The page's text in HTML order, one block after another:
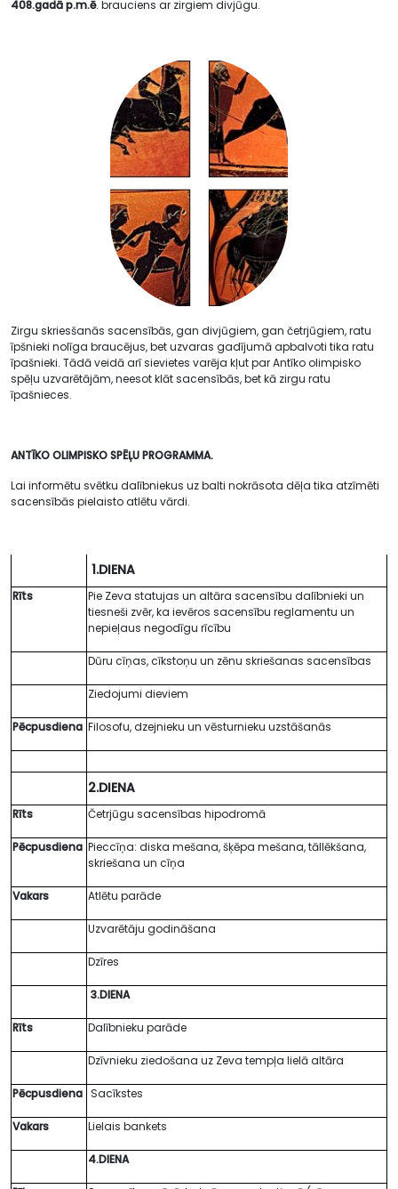
408.gadā p.m.ē. brauciens ar zirgiem divjūgu.
Zirgu skriesšanās sacensībās, gan divjūgiem, gan četrjūgiem, ratu
īpšnieki nolīga braucējus, bet uzvaras gadījumā apbalvoti tika ratu
īpašnieki. Tādā veidā arī sievietes varēja kļut par Antīko olimpisko
spēļu uzvarētājām, neesot klāt sacensībās, bet kā zirgu ratu
īpašnieces.
ANTĪKO OLIMPISKO SPĒĻU PROGRAMMA.
Lai informētu svētku dalībniekus uz balti nokrāsota dēļa tika atzīmēti
sacensībās pielaisto atlētu vārdi.
1.DIENA
Rīts
Pie Zeva statujas un altāra sacensību dalībnieki un
tiesneši zvēr, ka ievēros sacensību reglamentu un
nepieļaus negodīgu rīcību
Dūru cīņas, cīkstoņu un zēnu skriešanas sacensības
Ziedojumi dieviem
Pēcpusdiena Filosofu, dzejnieku un vēsturnieku uzstāšanās
2.DIENA
Rīts Četrjūgu sacensības hipodromā
Pēcpusdiena Pieccīņa: diska mešana, šķēpa mešana, tāllēkšana,
skriešana un cīņa
Vakars Atlētu parāde
Uzvarētāju godināšana
Dzīres
3.DIENA
Rīts Dalībnieku parāde
Dzīvnieku ziedošana uz Zeva tempļa lielā altāra
Pēcpusdiena Sacīkstes
Vakars Lielais bankets
4.DIENA